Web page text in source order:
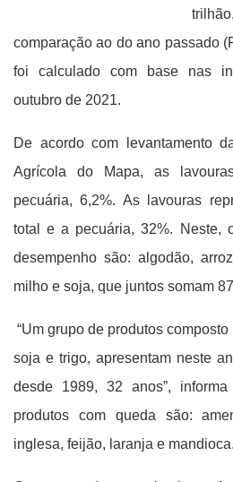
comparação ao do ano passado
foi calculado com base nas
outubro de 2021.
De acordo com levantamento
Agrícola do Mapa, as
pecuária, 6,2%. As lavouras
total e a pecuária, 32%. Neste,
desempenho são: algodão,
milho e soja, que juntos somam
“Um grupo de produtos
soja e trigo, apresentam neste
desde 1989, 32 anos”,
produtos com queda são:
inglesa, feijão, laranja e mandioca.